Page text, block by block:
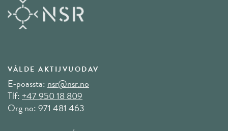
VÁLDE AKTIJVUODAV
E-poassta: nsr@nsr.no
Tlf:+47 950 18 809
Org no: 971 481 463